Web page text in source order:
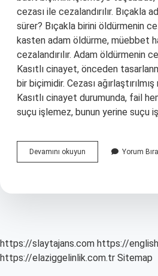
cezası ile cezalandırılır. Bıçakla
sürer? Bıçakla birini öldürmenin
kasten adam öldürme, müebbet
cezalandırılır. Adam öldürmenin
Kasıtlı cinayet, önceden
bir biçimidir. Cezası
Kasıtlı cinayet durumunda, fail
suçu işlemez, bunun yerine suçu
Devamını okuyun
Öldürmeye
Yıl
Yorum
https://slaytajans.com https://
https://elaziggelinlik.com.tr Sitemap